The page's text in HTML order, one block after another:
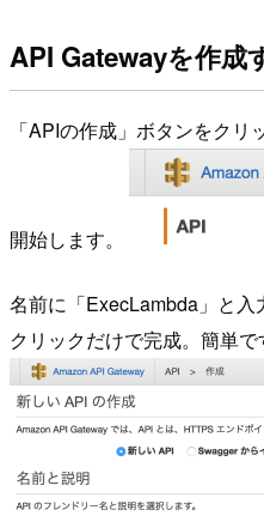
API Gatewayを作成
「APIの作成」ボタンをク
開始します。
名前に「ExecLambda」と
クリックだけで完成。簡単で